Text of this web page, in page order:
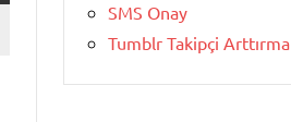
SMS Onay
Tumblr Takipçi Arttırma